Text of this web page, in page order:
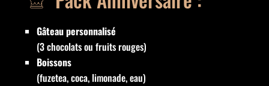
Gâteau personnalisé
(3 chocolats ou fruits rouges)
Boissons
(fuzetea, coca, limonade, eau)